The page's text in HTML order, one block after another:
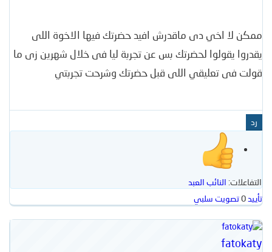
ممكن لا اخي دى ماقدرش افيد حضرتك فيها الاخوة اللى
يقدروا يقولوا لحضرتك بس عن تجربة ليا فى خلال شهرين زى ما
قولت فى تعليقي اللى قبل حضرتك وشرحت تجربتي
رد
التفاعلات: النائب العبد
تأييد 0تصويت سلبي
fatokaty